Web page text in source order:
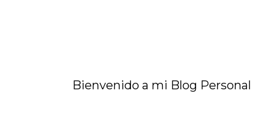
Bienvenido a mi Blog Personal